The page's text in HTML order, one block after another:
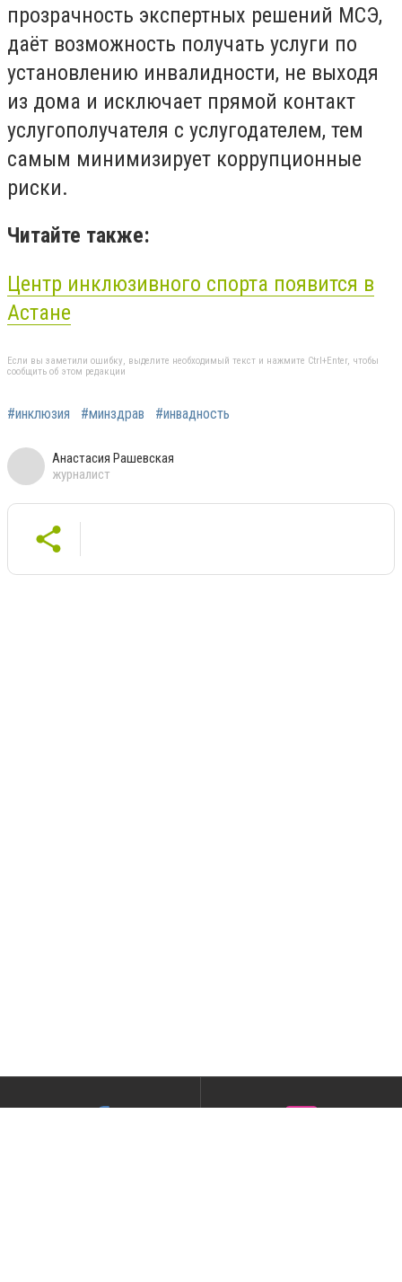
прозрачность экспертных решений МСЭ,
даёт возможность получать услуги по
установлению инвалидности, не выходя
из дома и исключает прямой контакт
услугополучателя с услугодателем, тем
самым минимизирует коррупционные
риски.
Читайте также:
Центр инклюзивного спорта появится в
Астане
Если вы заметили ошибку, выделите необходимый текст и нажмите Ctrl+Enter, чтобы
сообщить об этом редакции
#инклюзия #минздрав #инвадность
Анастасия Рашевская
журналист